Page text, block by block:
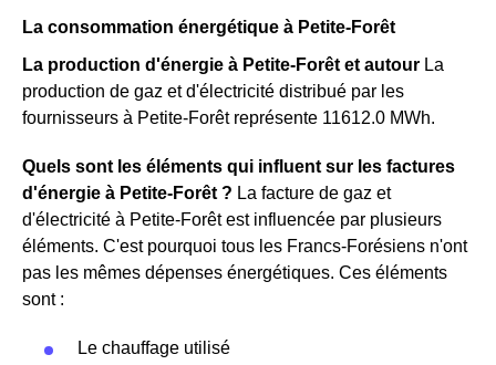
La consommation énergétique à Petite-Forêt
La production d'énergie à Petite-Forêt et autour La
production de gaz et d'électricité distribué par les
fournisseurs à Petite-Forêt représente 11612.0 MWh.
Quels sont les éléments qui influent sur les factures
d'énergie à Petite-Forêt ? La facture de gaz et
d'électricité à Petite-Forêt est influencée par plusieurs
éléments. C'est pourquoi tous les Francs-Forésiens n'ont
pas les mêmes dépenses énergétiques. Ces éléments
sont :
Le chauffage utilisé